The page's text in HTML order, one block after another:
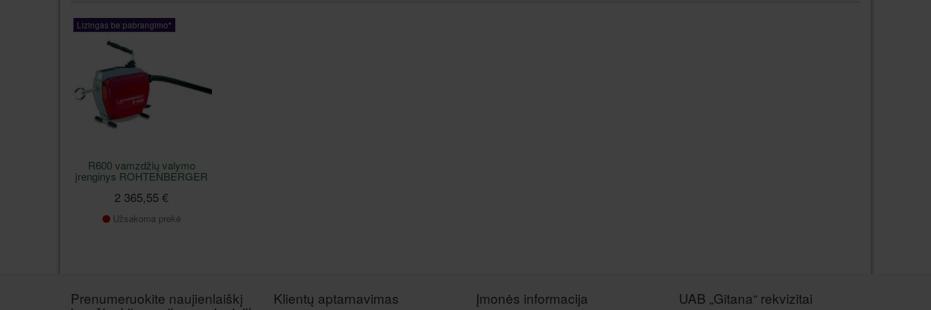
Lizingas be pabrangimo*
R600 vamzdžių valymo
įrenginys ROHTENBERGER
2 365,55 €
Užsakoma prekė
Prenumeruokite naujienlaiškį Klientų aptarnavimas Įmonės informacija UAB „Gitana“ rekvizitai